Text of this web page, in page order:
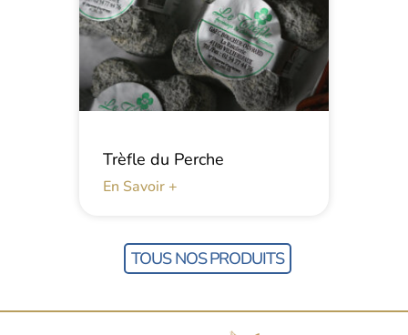
Trèfle du Perche
En Savoir +
TOUS NOS PRODUITS